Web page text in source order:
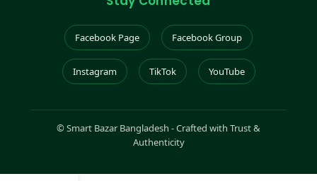
Facebook Page Facebook Group
Instagram TikTok YouTube
©Smart Bazar Bangladesh - Crafted with Trust &
Authenticity